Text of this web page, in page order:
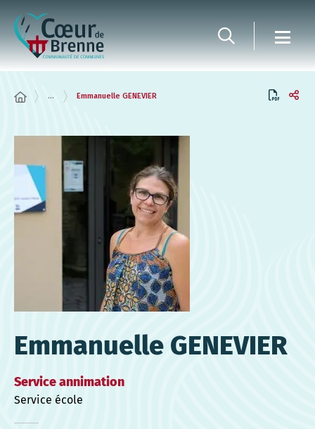
... Emmanuelle GENEVIER
Emmanuelle GENEVIER
Service annimation
Service école